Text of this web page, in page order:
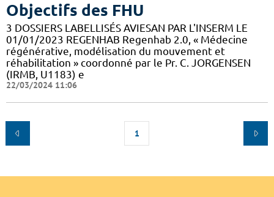
Objectifs des FHU
3 DOSSIERS LABELLISÉS AVIESAN PAR L'INSERM LE
01/01/2023 REGENHAB Regenhab 2.0, « Médecine
régénérative, modélisation du mouvement et
réhabilitation » coordonné par le Pr. C. JORGENSEN
(IRMB, U1183) e
22/03/2024 11:06
1